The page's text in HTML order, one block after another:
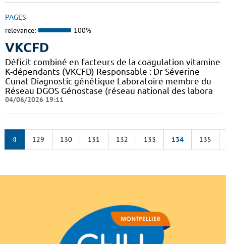
PAGES
relevance: 100%
VKCFD
Déficit combiné en facteurs de la coagulation vitamine
K-dépendants (VKCFD) Responsable : Dr Séverine
Cunat Diagnostic génétique Laboratoire membre du
Réseau DGOS Génostase (réseau national des labora
04/06/2026 19:11
129 130 131 132 133 134 135